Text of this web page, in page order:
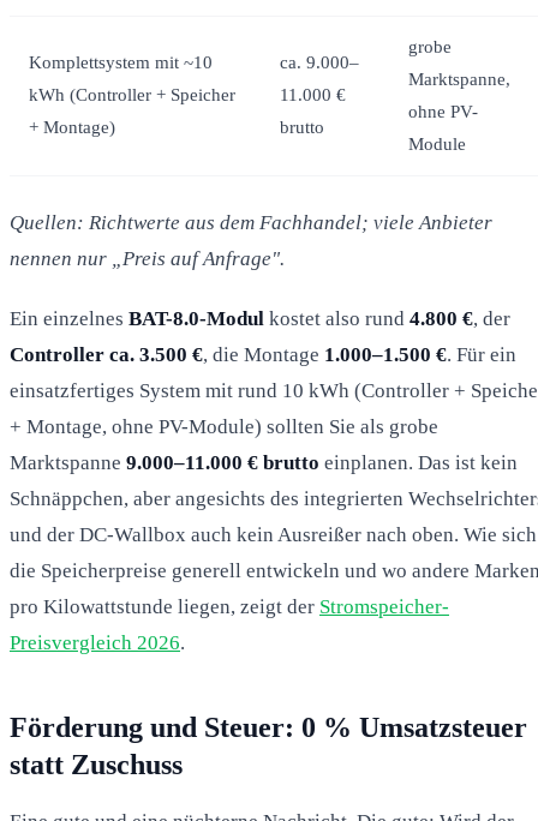
Komplettsystem mit ~10
kWh (Controller + Speicher
+ Montage)
ca. 9.000–
11.000 €
brutto
grobe
Marktspanne,
ohne PV-
Module
Quellen: Richtwerte aus dem Fachhandel; viele Anbieter
nennen nur „Preis auf Anfrage".
Ein einzelnes BAT-8.0-Modul kostet also rund 4.800 €, der
Controller ca. 3.500 €, die Montage 1.000–1.500 €. Für ein
einsatzfertiges System mit rund 10 kWh (Controller +
+ Montage, ohne PV-Module) sollten Sie als grobe
Marktspanne 9.000–11.000 € brutto einplanen. Das ist kein
Schnäppchen, aber angesichts des integrierten
und der DC-Wallbox auch kein Ausreißer nach oben. Wie sich
die Speicherpreise generell entwickeln und wo andere
pro Kilowattstunde liegen, zeigt der Stromspeicher-
Preisvergleich 2026.
Förderung und Steuer: 0 % Umsatzsteuer
statt Zuschuss